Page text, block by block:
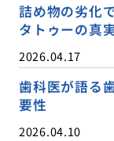
詰め物の劣化
タトゥーの真
2026.04.17
歯科医が語る
要性
2026.04.10